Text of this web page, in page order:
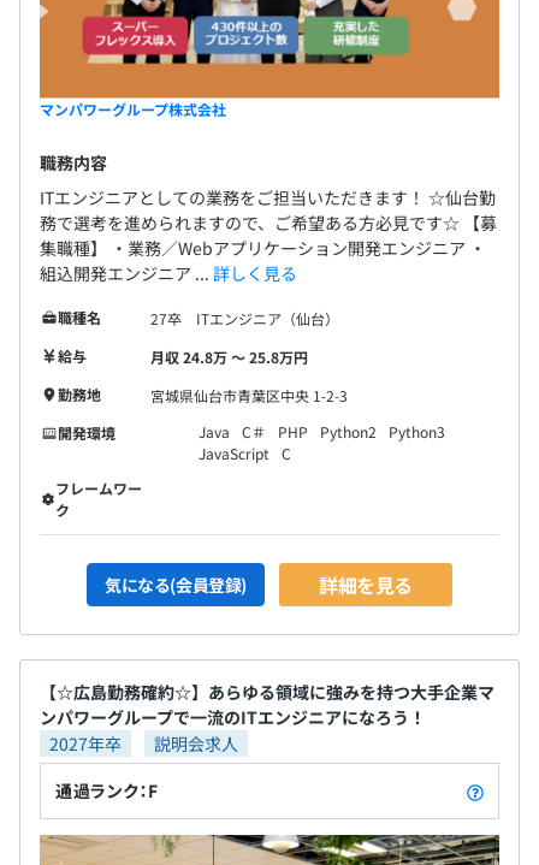
マンパワーグループ株式会社
職務内容
ITエンジニアとしての業務をご担当いただきます！ ☆仙台勤
務で選考を進められますので、ご希望ある方必見です☆ 【募
集職種】 ・業務／Webアプリケーション開発エンジニア ・
組込開発エンジニア ... 詳しく見る
職種名
27卒 ITエンジニア（仙台）
給与
月収 24.8万 〜 25.8万円
勤務地
宮城県仙台市青葉区中央 1-2-3
開発環境
Java C＃ PHP Python2
Python3
JavaScript
C
フレームワー
ク
気になる(会員登録) 詳細を見る
【☆広島勤務確約☆】あらゆる領域に強みを持つ大手企業マ
ンパワーグループで一流のITエンジニアになろう！
2027年卒
説明会求人
通過ランク：F